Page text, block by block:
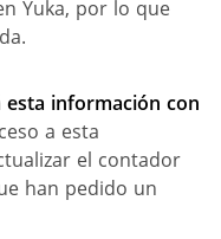
Yuka, por lo que
esta información con
a esta
el contador
han pedido un